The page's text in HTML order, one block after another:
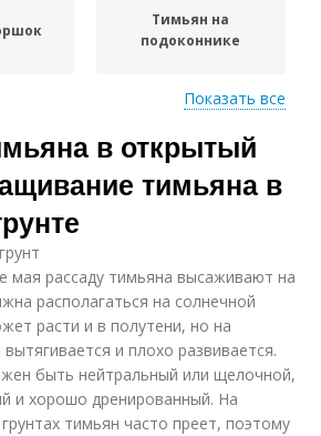
Тимьян на
подоконнике
Правильный грунт
в
Уход за тимьяном
Грунт в средней
полосе
Показать все
в открытый
тимьяна в
мая рассаду тимьяна высаживают на
располагаться на солнечной
расти и в полутени, но на
и плохо развивается.
быть нейтральный или щелочной,
и хорошо дренированный. На
тимьян часто преет, поэтому